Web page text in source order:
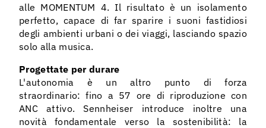
alle MOMENTUM 4. Il risultato è un isolamento
perfetto, capace di far sparire i suoni fastidiosi
degli ambienti urbani o dei viaggi, lasciando spazio
solo alla musica.
Progettate per durare
L'autonomia è un altro punto di forza
straordinario: fino a 57 ore di riproduzione con
ANC attivo. Sennheiser introduce inoltre una
novità fondamentale verso la sostenibilità: la